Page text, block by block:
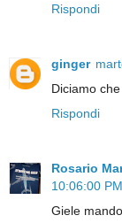
Rispondi
ginger
Diciamo
Rispondi
Rosario
10:06:00 PM
Giele